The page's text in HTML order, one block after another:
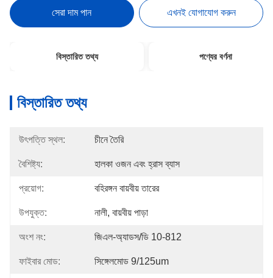
সেরা দাম পান এখনই যোগাযোগ করুন
বিস্তারিত তথ্য পণ্যের বর্ণনা
বিস্তারিত তথ্য
উৎপত্তি স্থল: চীনে তৈরি
বৈশিষ্ট্য: হালকা ওজন এবং হ্রাস ব্যাস
প্রয়োগ: বহিরঙ্গন বায়বীয় তারের
উপযুক্ত: নালী, বায়বীয় পাড়া
অংশ নং: জিএল-অ্যাডস/ডি 10-812
ফাইবার মোড: সিঙ্গেলমোড 9/125um